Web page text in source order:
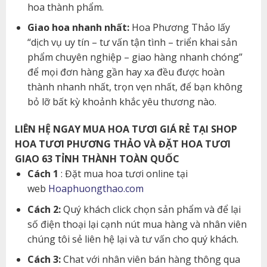
hoa thành phẩm.
Giao hoa nhanh nhất:Hoa Phương Thảo lấy
“dịch vụ uy tín – tư vấn tận tình – triển khai sản
phẩm chuyên nghiệp – giao hàng nhanh chóng”
để mọi đơn hàng gần hay xa đều được hoàn
thành nhanh nhất, trọn vẹn nhất, để bạn không
bỏ lỡ bất kỳ khoảnh khắc yêu thương nào.
LIÊN HỆ NGAY MUA HOA TƯƠI GIÁ RẺ TẠI SHOP
HOA TƯƠI PHƯƠNG THẢO VÀ ĐẶT HOA TƯƠI
GIAO 63 TỈNH THÀNH TOÀN QUỐC
Cách 1 : Đặt mua hoa tươi online tại
web Hoaphuongthao.com
Cách 2:Quý khách click chọn sản phẩm và để lại
số điện thoại lại cạnh nút mua hàng và nhân viên
chúng tôi sẻ liên hệ lại và tư vấn cho quý khách.
Cách 3:Chat với nhân viên bán hàng thông qua